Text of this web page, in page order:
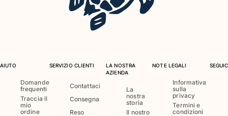
Rashguard
Abiti e Gonne
AIUTO
Domande
frequenti
Traccia il
mio
ordine
SERVIZIO CLIENTI
Contattaci
Consegna
Reso
LA NOSTRA
AZIENDA
La
nostra
storia
Il nostro
NOTE LEGALI
Informativa
sulla
privacy
Termini e
condizioni